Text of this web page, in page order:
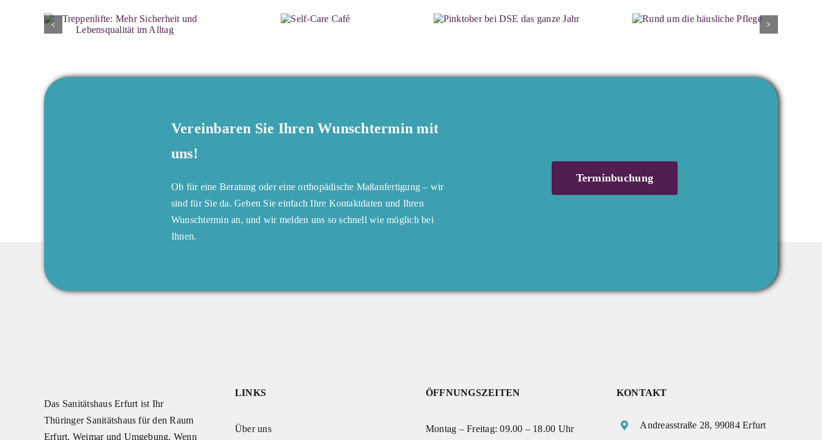
Vereinbaren Sie Ihren Wunschtermin mit
uns!
Ob für eine Beratung oder eine orthopädische Maßanfertigung – wir
sind für Sie da. Geben Sie einfach Ihre Kontaktdaten und Ihren
Wunschtermin an, und wir melden uns so schnell wie möglich bei
Ihnen.
Terminbuchung
Das Sanitätshaus Erfurt ist Ihr
Thüringer Sanitätshaus für den Raum
Erfurt, Weimar und Umgebung. Wenn
LINKS
Über uns
ÖFFNUNGSZEITEN
Montag – Freitag: 09.00 – 18.00 Uhr
KONTAKT
Andreasstraße 28, 99084 Erfurt